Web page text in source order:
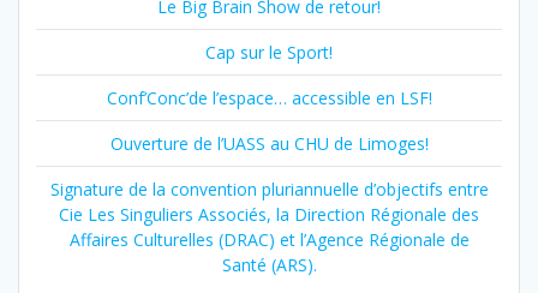
Le Big Brain Show de retour!
Cap sur le Sport!
Conf’Conc’de l’espace… accessible en LSF!
Ouverture de l’UASS au CHU de Limoges!
Signature de la convention pluriannuelle d’objectifs entre
Cie Les Singuliers Associés, la Direction Régionale des
Affaires Culturelles (DRAC) et l’Agence Régionale de
Santé (ARS).